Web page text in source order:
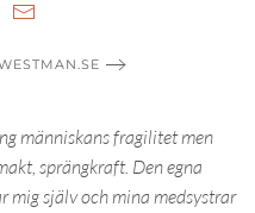
människans fragilitet men
sprängkraft. Den egna
mig själv och mina medsystrar